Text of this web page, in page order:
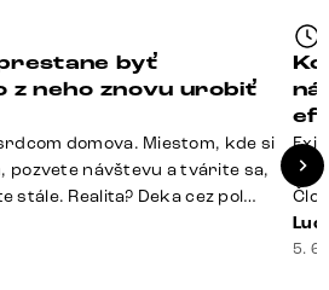
byť
z neho znovu urobiť
domova. Miestom, kde si
pozvete návštevu a tvárite sa,
stále. Realita? Deka cez pol
zmizol, konferenčný stolík
od účteniek po balzam
si
5.